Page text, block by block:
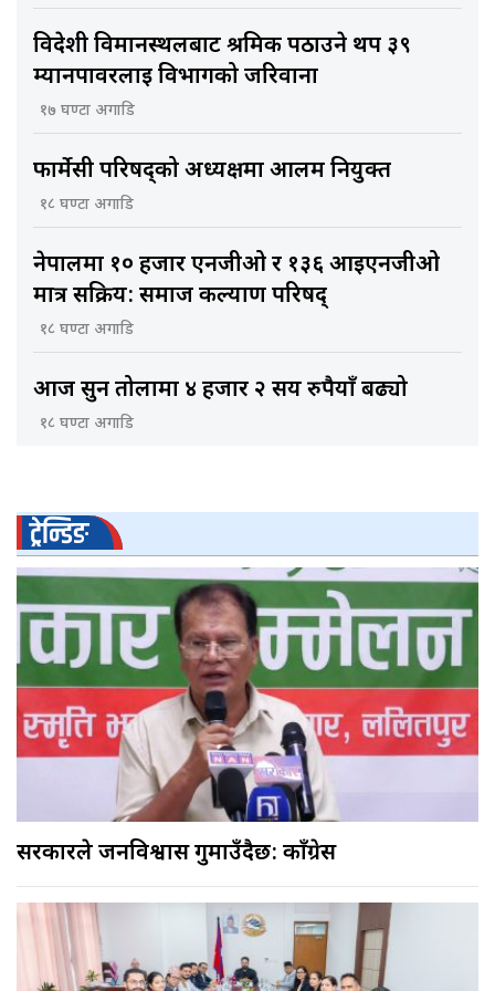
विदेशी विमानस्थलबाट श्रमिक पठाउने थप ३९
म्यानपावरलाई विभागको जरिवाना
१७ घण्टा अगाडि
फार्मेसी परिषद्को अध्यक्षमा आलम नियुक्त
१८ घण्टा अगाडि
नेपालमा १० हजार एनजीओ र १३६ आइएनजीओ
मात्र सक्रिय: समाज कल्याण परिषद्
१८ घण्टा अगाडि
आज सुन तोलामा ४ हजार २ सय रुपैयाँ बढ्यो
१८ घण्टा अगाडि
ट्रेन्डिङ
सरकारले जनविश्वास गुमाउँदैछ: काँग्रेस